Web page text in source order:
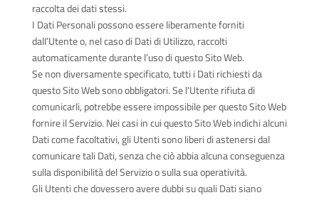
raccolta dei dati stessi.
I Dati Personali possono essere liberamente forniti
dall’Utente o, nel caso di Dati di Utilizzo, raccolti
automaticamente durante l’uso di questo Sito Web.
Se non diversamente specificato, tutti i Dati richiesti da
questo Sito Web sono obbligatori. Se l’Utente rifiuta di
comunicarli, potrebbe essere impossibile per questo Sito Web
fornire il Servizio. Nei casi in cui questo Sito Web indichi alcuni
Dati come facoltativi, gli Utenti sono liberi di astenersi dal
comunicare tali Dati, senza che ciò abbia alcuna conseguenza
sulla disponibilità del Servizio o sulla sua operatività.
Gli Utenti che dovessero avere dubbi su quali Dati siano